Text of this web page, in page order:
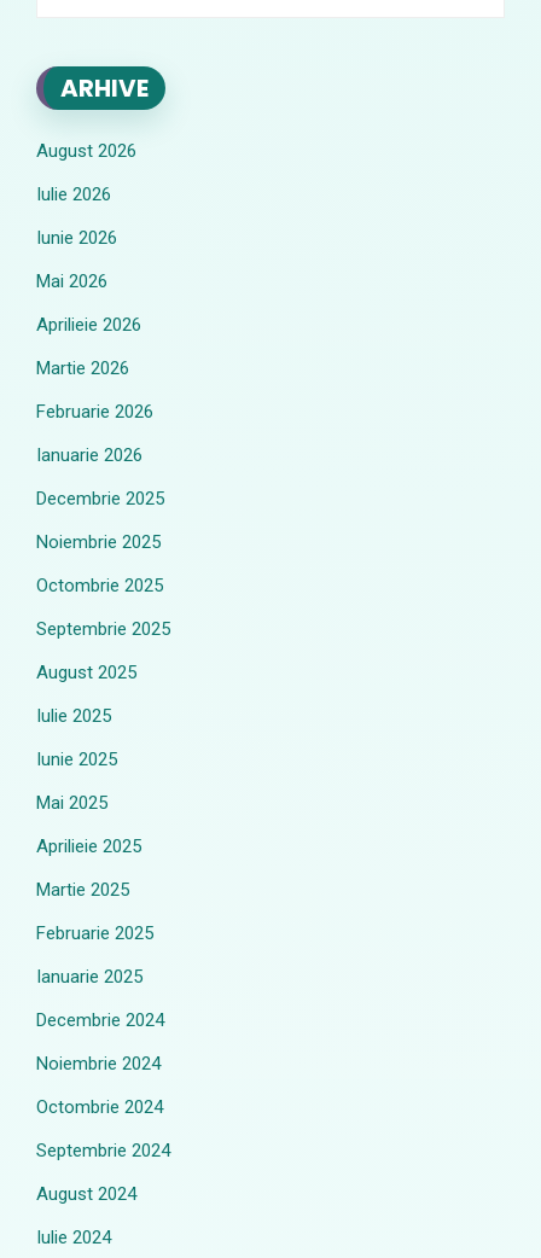
ARHIVE
August 2026
Iulie 2026
Iunie 2026
Mai 2026
Aprilieie 2026
Martie 2026
Februarie 2026
Ianuarie 2026
Decembrie 2025
Noiembrie 2025
Octombrie 2025
Septembrie 2025
August 2025
Iulie 2025
Iunie 2025
Mai 2025
Aprilieie 2025
Martie 2025
Februarie 2025
Ianuarie 2025
Decembrie 2024
Noiembrie 2024
Octombrie 2024
Septembrie 2024
August 2024
Iulie 2024